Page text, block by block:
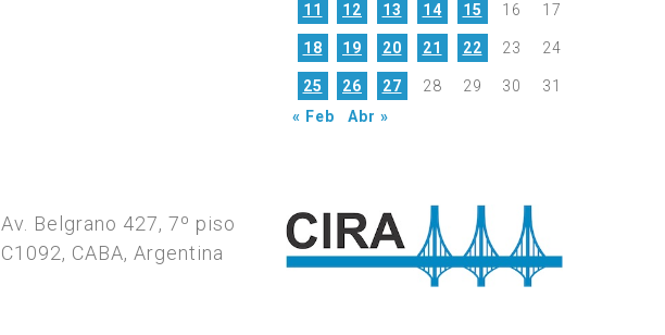
11 12 13 14 15 16 17
18 19 20 21 22 23 24
25 26 27 28 29 30
31
« Feb
Abr »
Av. Belgrano 427, 7º piso
C1092, CABA, Argentina